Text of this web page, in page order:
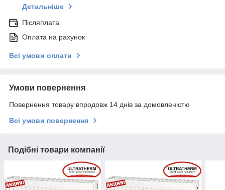
Детальніше
Післяплата
Оплата на рахунок
Всі умови оплати
Умови повернення
Повернення товару впродовж 14 днів за домовленістю
Всі умови повернення
Подібні товари компанії